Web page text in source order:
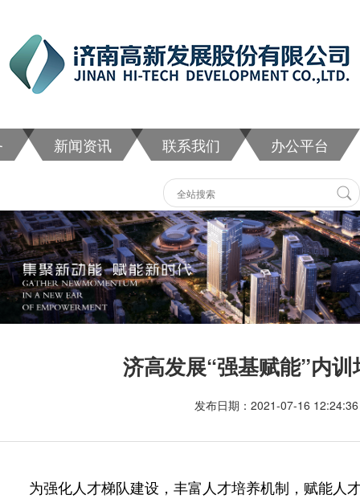
新闻资讯 联系我们 办公平台
济高发展“强基赋能”内
发布日期：2021-07-16
为强化人才梯队建设，丰富人才培养机制，赋能人